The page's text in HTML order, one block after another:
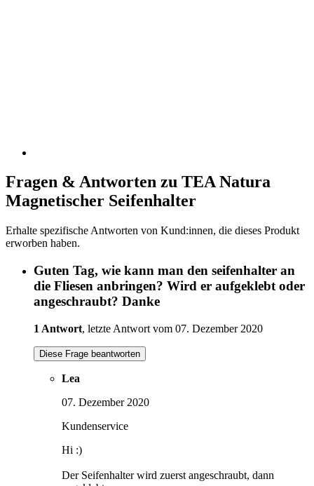
Fragen & Antworten zu TEA Natura
Magnetischer Seifenhalter
Erhalte spezifische Antworten von Kund:innen, die dieses Produkt
erworben haben.
Guten Tag, wie kann man den seifenhalter an
die Fliesen anbringen? Wird er aufgeklebt oder
angeschraubt? Danke
1 Antwort, letzte Antwort vom 07. Dezember 2020
Diese Frage beantworten
Lea
07. Dezember 2020
Kundenservice
Hi :)
Der Seifenhalter wird zuerst angeschraubt, dann